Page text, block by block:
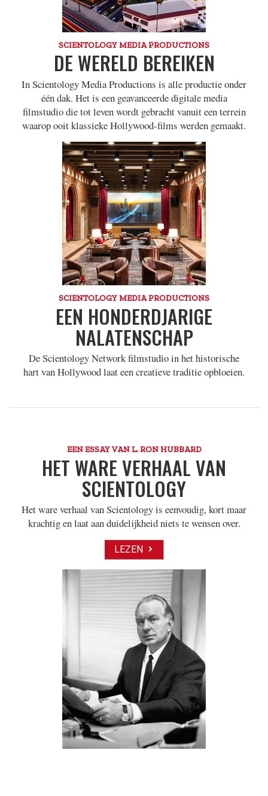
SCIENTOLOGY MEDIA PRODUCTIONS
DE WERELD BEREIKEN
In Scientology Media Productions is alle productie onder
één dak. Het is een geavanceerde digitale media
filmstudio die tot leven wordt gebracht vanuit een terrein
waarop ooit klassieke Hollywood-films werden gemaakt.
SCIENTOLOGY MEDIA PRODUCTIONS
EEN HONDERDJARIGE
NALATENSCHAP
De Scientology Network filmstudio in het historische
hart van Hollywood laat een creatieve traditie opbloeien.
EEN ESSAY VAN L. RON HUBBARD
HET WARE VERHAAL VAN
SCIENTOLOGY
Het ware verhaal van Scientology is eenvoudig, kort maar
krachtig en laat aan duidelijkheid niets te wensen over.
LEZEN